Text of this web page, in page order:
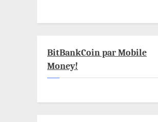
BitBankCoin par Mobile
Money!